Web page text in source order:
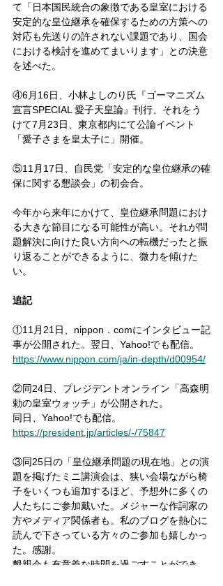
て「日本国民統合の象徴である皇室における
安定的な皇位継承を確保するための方策への
対応も先送りの許されない課題であり、国会
における検討を進めてまいります」との決意
を述べた。
④6月16日、小林よしのり氏『ゴーマニズム
宣言SPECIAL 愛子天皇論』刊行、それをう
けて7月23日、東京都内にて公論イベント
「愛子さまを皇太子に」開催。
⑤11月17日、自民党「安定的な皇位継承の確
保に関する懇談会」の初会合。
今年から来年にかけて、皇位継承問題におけ
る大きな節目になる可能性が高い。それが問
題解決に向けた良い方向への転機だったと振
り返ることができるように、微力を傾けた
い。
追記
①11月21日、nippon．comにインタビュー記
事が公開された。翌日、Yahoo!でも配信。
https://www.nippon.com/ja/in-depth/d00954/
②同24日、プレジデントオンライン「高森明
勅の皇室ウォッチ」が公開された。
同日、Yahoo!でも配信。
https://president.jp/articles/-/75847
③同25日の「皇位継承問題の現在地」との演
題を掲げたミニ講演会は、狭い会場ながら椅
子をいくつも追加するほど、予想外に多くの
人たちにご参加戴いた。メジャーな作詞家の
方やメディア関係者も。私のブログを熱心に
読んで下さっている方々のご参加も嬉しかっ
た。感謝。
懇親会も有意義な時間を過ごすことができ